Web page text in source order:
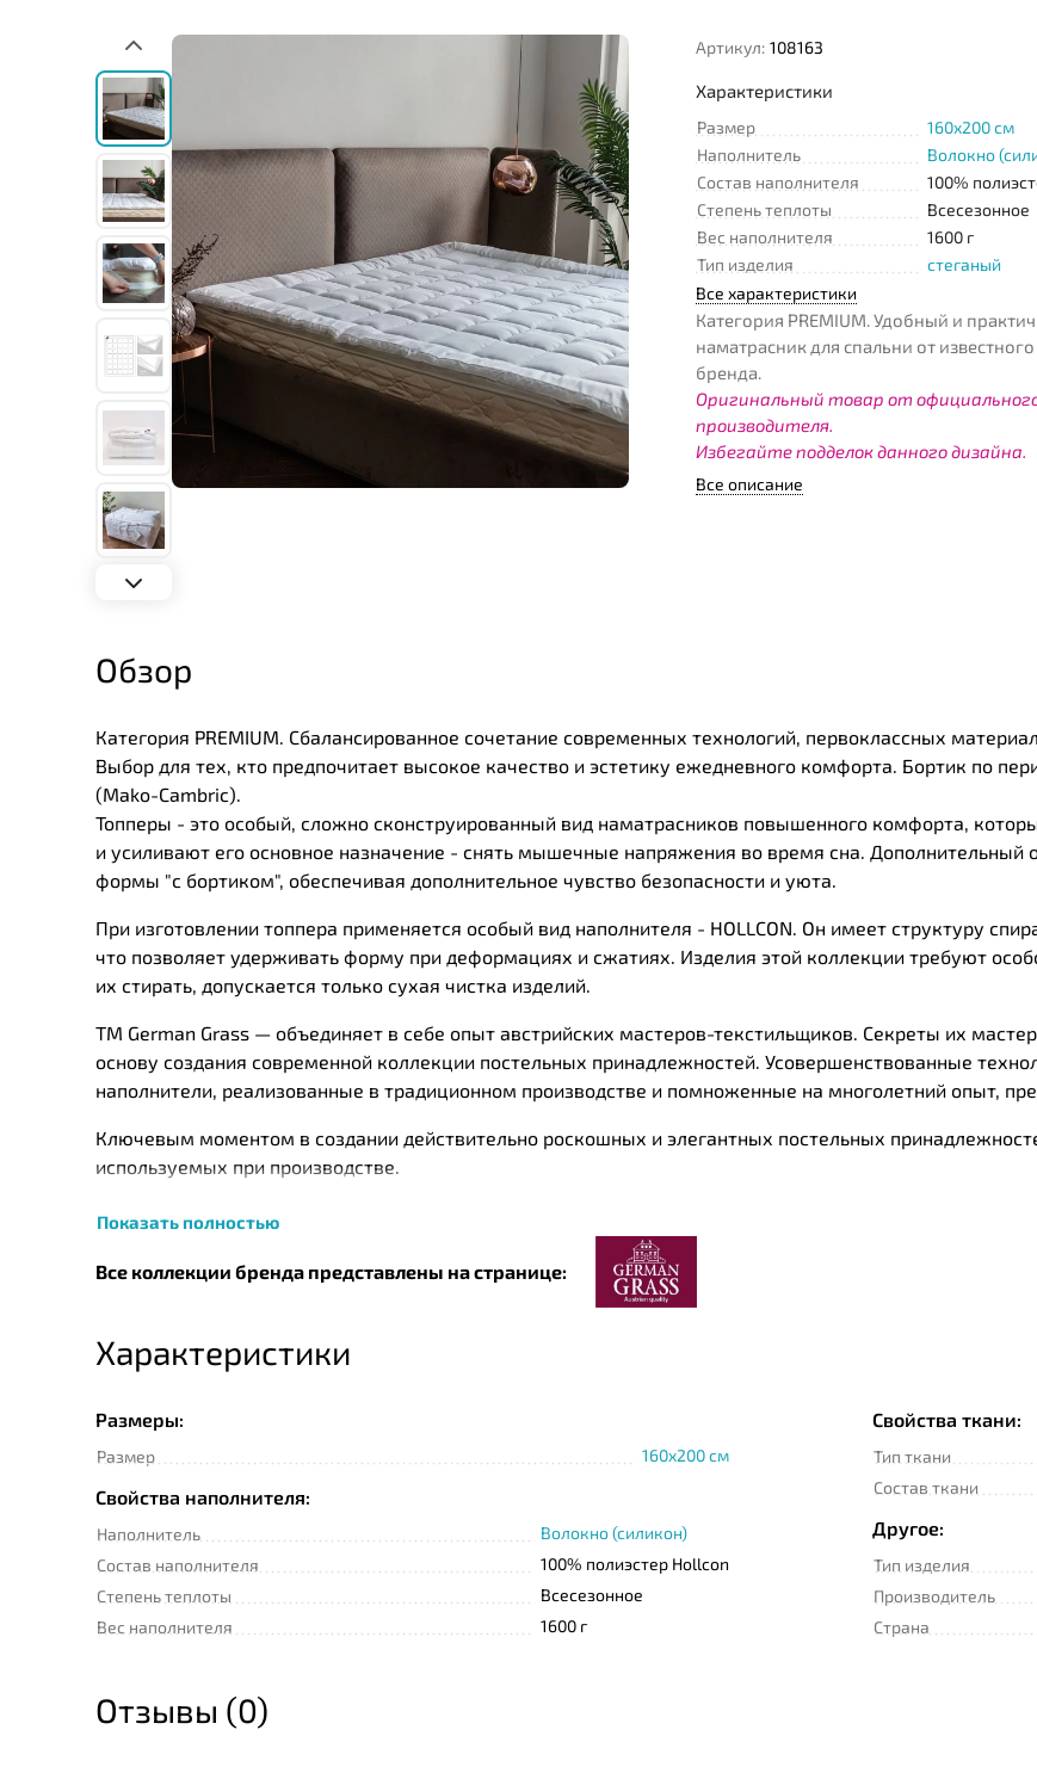
Артикул: 108163
Характеристики
Размер
160x200 см
Наполнитель
Волокно
Состав наполнителя
100%
Степень теплоты
Всесезонное
Вес наполнителя
1600 г
Тип изделия
стеганый
Все характеристики
Категория PREMIUM. Удобный и
наматрасник для спальни от
бренда.
Оригинальный товар от
производителя.
Избегайте подделок данного дизайна.
Все описание
Обзор
Категория PREMIUM. Сбалансированное сочетание современных технологий, первоклассных
Выбор для тех, кто предпочитает высокое качество и эстетику ежедневного комфорта. Бортик по
(Mako-Cambric).
Топперы - это особый, сложно сконструированный вид наматрасников повышенного комфорта,
и усиливают его основное назначение - снять мышечные напряжения во время сна. Дополнительный
формы "с бортиком", обеспечивая дополнительное чувство безопасности и уюта.
При изготовлении топпера применяется особый вид наполнителя - HOLLCON. Он имеет структуру
что позволяет удерживать форму при деформациях и сжатиях. Изделия этой коллекции требуют
их стирать, допускается только сухая чистка изделий.
ТМ German Grass — объединяет в себе опыт австрийских мастеров-текстильщиков. Секреты их
основу создания современной коллекции постельных принадлежностей. Усовершенствованные
наполнители, реализованные в традиционном производстве и помноженные на многолетний опыт,
Ключевым моментом в создании действительно роскошных и элегантных постельных
используемых при производстве.
Перед упаковкой каждое изделие ТМ «German Grass » подвергается тщательной проверке
Показать полностью
Все коллекции бренда представлены на странице:
Характеристики
Размеры:
Размер 160x200 см
Свойства наполнителя:
Наполнитель
Волокно (силикон)
Состав наполнителя
100% полиэстер Hollcon
Степень теплоты
Всесезонное
Вес наполнителя
1600 г
Свойства ткани:
Тип ткани
Состав ткани
Другое:
Тип изделия
Производитель
Страна
Отзывы (0)